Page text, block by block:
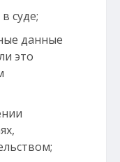
суде;
данные
это